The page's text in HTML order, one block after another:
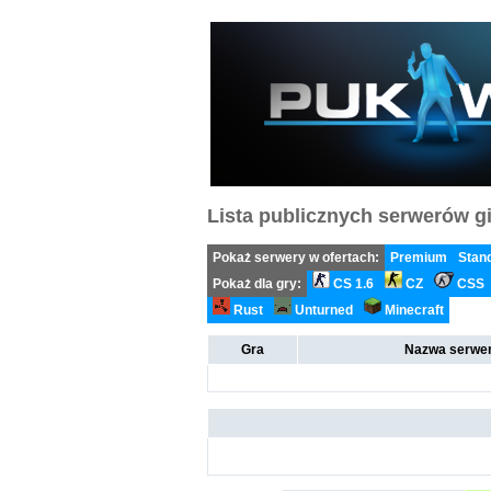
Lista publicznych serwerów
Pokaż serwery w ofertach: Premium
Pokaż dla gry:
CS 1.6 CZ
CSS
Rust
Unturned Minecraft
Gra Nazwa